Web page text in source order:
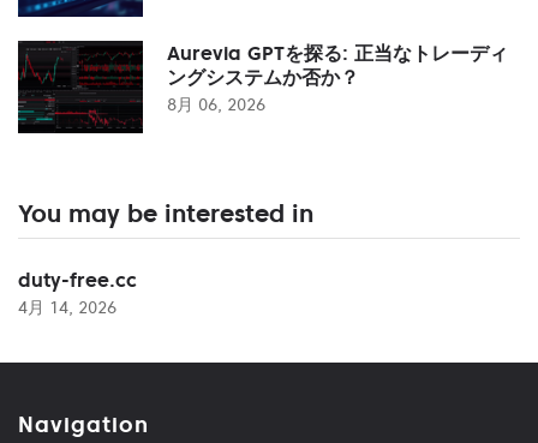
Aurevia GPTを探る: 正当なトレーディ
ングシステムか否か？
8月 06, 2026
You may be interested in
duty-free.cc
4月 14, 2026
Navigation